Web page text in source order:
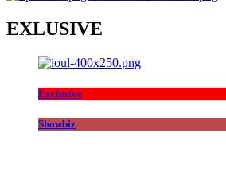
EXLUSIVE
Exclusive
Showbiz